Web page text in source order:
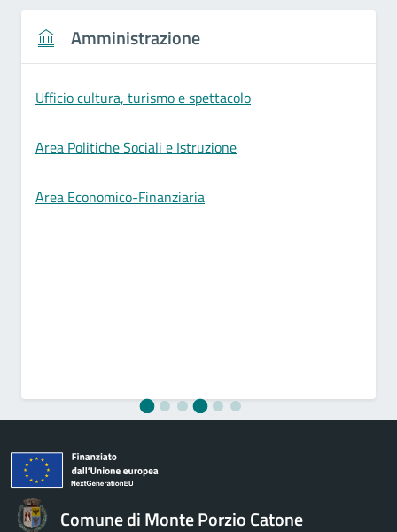
Amministrazione
Ufficio cultura, turismo e spettacolo
Area Politiche Sociali e Istruzione
Area Economico-Finanziaria
Comune di Monte Porzio Catone